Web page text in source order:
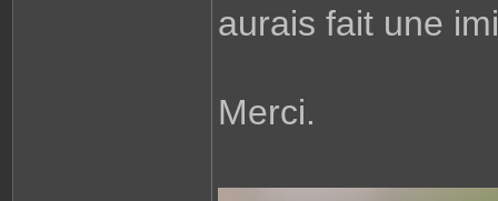
aurais fait une
Merci.